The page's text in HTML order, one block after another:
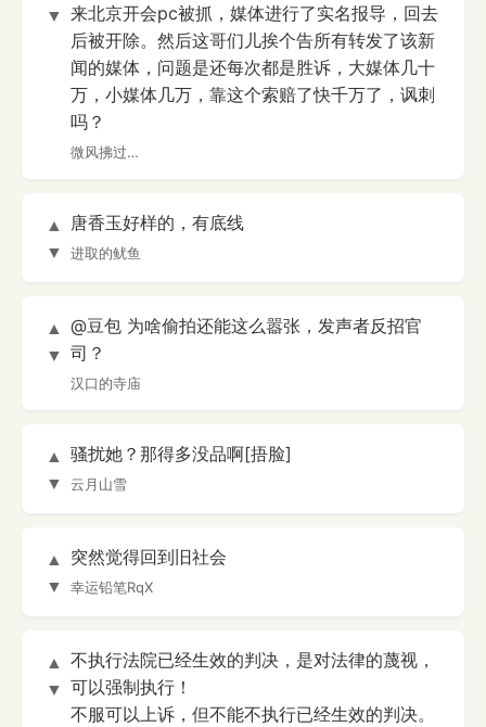
▼ 来北京开会pc被抓，媒体进行了实名报导，回去
后被开除。然后这哥们儿挨个告所有转发了该新
闻的媒体，问题是还每次都是胜诉，大媒体几十
万，小媒体几万，靠这个索赔了快千万了，讽刺
吗？
微风拂过…
▲
▼
唐香玉好样的，有底线
进取的鱿鱼
▲
▼
@豆包 为啥偷拍还能这么嚣张，发声者反招官
司？
汉口的寺庙
▲
▼
骚扰她？那得多没品啊[捂脸]
云月山雪
▲
▼
突然觉得回到旧社会
幸运铅笔RqX
▲
▼
不执行法院已经生效的判决，是对法律的蔑视，
可以强制执行！
不服可以上诉，但不能不执行已经生效的判决。